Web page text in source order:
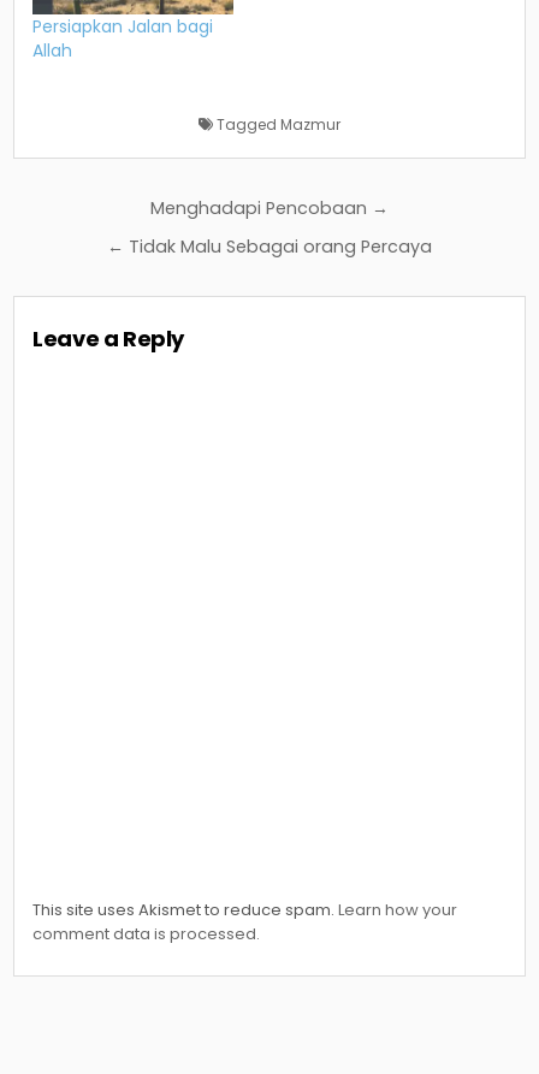
Persiapkan Jalan bagi
Allah
Tagged Mazmur
navigation
Menghadapi Pencobaan →
← Tidak Malu Sebagai orang Percaya
Leave a Reply
This site uses Akismet to reduce spam.Learn how your
comment data is processed.